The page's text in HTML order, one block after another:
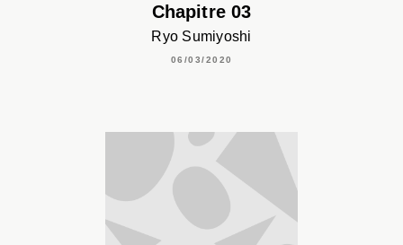
Chapitre 03
Ryo Sumiyoshi
06/03/2020